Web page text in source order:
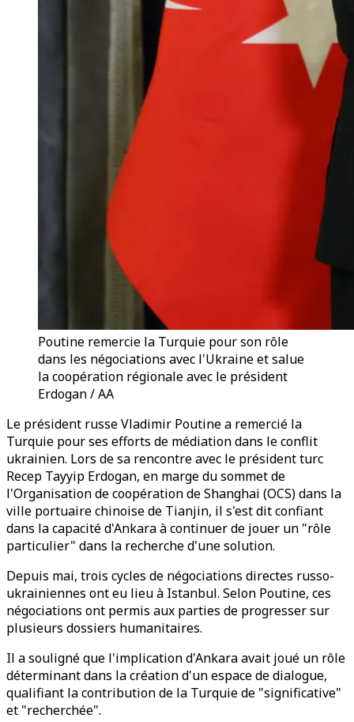
Poutine remercie la Turquie pour son rôle
dans les négociations avec l'Ukraine et salue
la coopération régionale avec le président
Erdogan / AA
Le président russe Vladimir Poutine a remercié la
Turquie pour ses efforts de médiation dans le conflit
ukrainien. Lors de sa rencontre avec le président turc
Recep Tayyip Erdogan, en marge du sommet de
l'Organisation de coopération de Shanghai (OCS) dans la
ville portuaire chinoise de Tianjin, il s'est dit confiant
dans la capacité d'Ankara à continuer de jouer un "rôle
particulier" dans la recherche d'une solution.
Depuis mai, trois cycles de négociations directes russo-
ukrainiennes ont eu lieu à Istanbul. Selon Poutine, ces
négociations ont permis aux parties de progresser sur
plusieurs dossiers humanitaires.
Il a souligné que l'implication d'Ankara avait joué un rôle
déterminant dans la création d'un espace de dialogue,
qualifiant la contribution de la Turquie de "significative"
et "recherchée".